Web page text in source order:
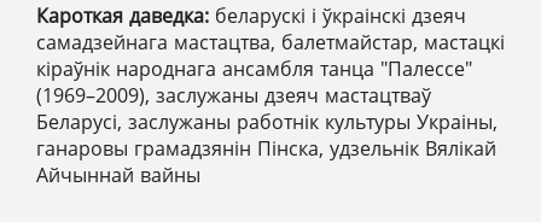
Кароткая даведка: беларускі і ўкраінскі дзеяч
самадзейнага мастацтва, балетмайстар, мастацкі
кіраўнік народнага ансамбля танца "Палессе"
(1969–2009), заслужаны дзеяч мастацтваў
Беларусі, заслужаны работнік культуры Украіны,
ганаровы грамадзянін Пінска, удзельнік Вялікай
Айчыннай вайны